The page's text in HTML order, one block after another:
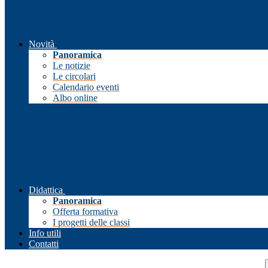
Novità
Panoramica
Le notizie
Le circolari
Calendario eventi
Albo online
Didattica
Panoramica
Offerta formativa
I progetti delle classi
Info utili
Contatti